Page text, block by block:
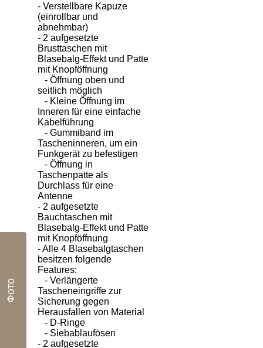
- Verstellbare Kapuze
(einrollbar und
abnehmbar)
- 2 aufgesetzte
Brusttaschen mit
Blasebalg-Effekt und Patte
mit Knopföffnung
- Öffnung oben und
seitlich möglich
- Kleine Öffnung im
Inneren für eine einfache
Kabelführung
- Gummiband im
Tascheninneren, um ein
Funkgerät zu befestigen
- Öffnung in
Taschenpatte als
Durchlass für eine
Antenne
- 2 aufgesetzte
Bauchtaschen mit
Blasebalg-Effekt und Patte
mit Knopföffnung
- Alle 4 Blasebalgtaschen
besitzen folgende
Features:
- Verlängerte
Tascheneingriffe zur
Sicherung gegen
Herausfallen von Material
- D-Ringe
- Siebablaufösen
- 2 aufgesetzte
Фото